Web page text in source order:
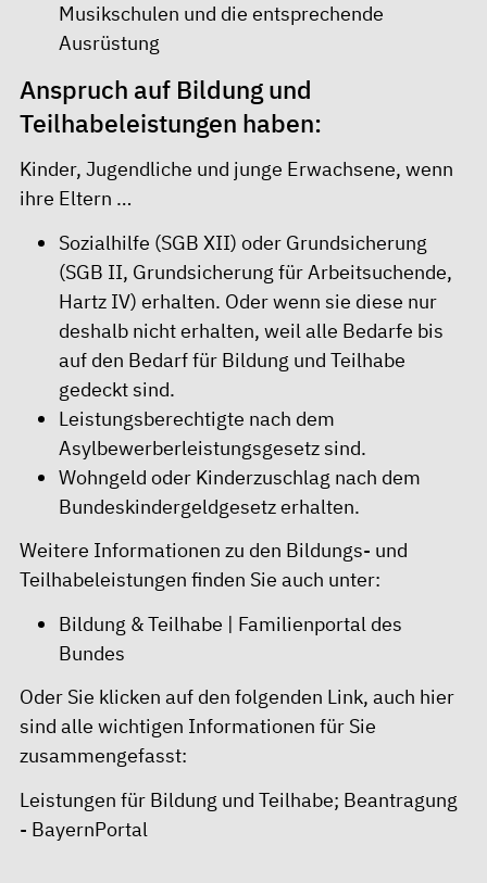
Musikschulen und die entsprechende
Ausrüstung
Anspruch auf Bildung und
Teilhabeleistungen haben:
Kinder, Jugendliche und junge Erwachsene, wenn
ihre Eltern …
Sozialhilfe (SGB XII) oder Grundsicherung
(SGB II, Grundsicherung für Arbeitsuchende,
Hartz IV) erhalten. Oder wenn sie diese nur
deshalb nicht erhalten, weil alle Bedarfe bis
auf den Bedarf für Bildung und Teilhabe
gedeckt sind.
Leistungsberechtigte nach dem
Asylbewerberleistungsgesetz sind.
Wohngeld oder Kinderzuschlag nach dem
Bundeskindergeldgesetz erhalten.
Weitere Informationen zu den Bildungs- und
Teilhabeleistungen finden Sie auch unter:
Bildung & Teilhabe | Familienportal des
Bundes
Oder Sie klicken auf den folgenden Link, auch hier
sind alle wichtigen Informationen für Sie
zusammengefasst:
Leistungen für Bildung und Teilhabe; Beantragung
- BayernPortal